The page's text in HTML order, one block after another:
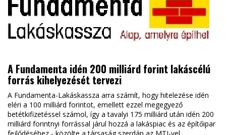
A Fundamenta idén 200 milliárd forint lakáscélú
forrás kihelyezését tervezi
A Fundamenta-Lakáskassza arra számít, hogy hitelezése idén
eléri a 100 milliárd forintot, emellett ezzel megegyező
betétkifizetéssel számol, így a tavalyi 175 milliárd után idén 200
milliárd forintnyi forrással járul hozzá a lakáspiac és az építőipar